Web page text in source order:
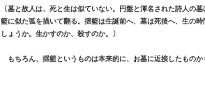
〔墓と故人は、死と生は似ていない。円盤と渾名された詩人の
籃に似た弧を描いて翻る。揺籃は生誕前へ、墓は死後へ、生の
しょうか。生かすのか、殺すのか。〕
もちろん、揺籃というものは本来的に、お墓に近接したものか